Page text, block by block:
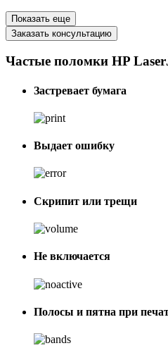
Показать еще
Заказать консультацию
Частые поломки HP
Застревает бумага
Выдает ошибку
Скрипит или трещи
Не включается
Полосы и пятна при